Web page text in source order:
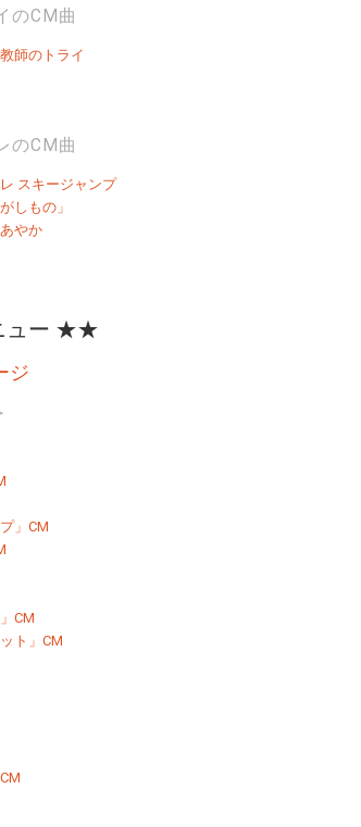
のCM曲
師のトライ
のCM曲
スキージャンプ
がしもの」
やか
ュー ★★
ジ
」CM
CM
ト」CM